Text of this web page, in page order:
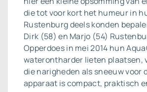
die tot voor kort het humeur in
Rustenburg deels konden
Dirk (58) en Marjo (54)
Opperdoes in mei 2014 hun
waterontharder lieten plaatsen,
die narigheden als sneeuw voor
apparaat is compact, praktisch